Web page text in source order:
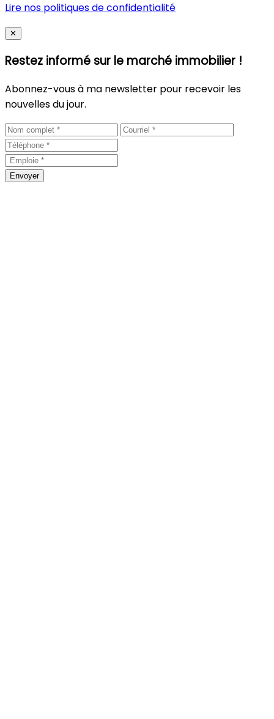
Lire nos politiques de confidentialité
Close
✕
Restez informé sur le marché immobilier !
Abonnez-vous à ma newsletter pour recevoir les
nouvelles du jour.
Envoyer